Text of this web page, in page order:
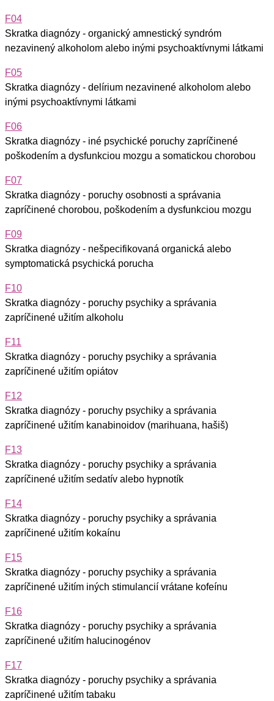
F04
Skratka diagnózy - organický amnestický syndróm
nezavinený alkoholom alebo inými psychoaktívnymi látkami
F05
Skratka diagnózy - delírium nezavinené alkoholom alebo
inými psychoaktívnymi látkami
F06
Skratka diagnózy - iné psychické poruchy zapríčinené
poškodením a dysfunkciou mozgu a somatickou chorobou
F07
Skratka diagnózy - poruchy osobnosti a správania
zapríčinené chorobou, poškodením a dysfunkciou mozgu
F09
Skratka diagnózy - nešpecifikovaná organická alebo
symptomatická psychická porucha
F10
Skratka diagnózy - poruchy psychiky a správania
zapríčinené užitím alkoholu
F11
Skratka diagnózy - poruchy psychiky a správania
zapríčinené užitím opiátov
F12
Skratka diagnózy - poruchy psychiky a správania
zapríčinené užitím kanabinoidov (marihuana, hašiš)
F13
Skratka diagnózy - poruchy psychiky a správania
zapríčinené užitím sedatív alebo hypnotík
F14
Skratka diagnózy - poruchy psychiky a správania
zapríčinené užitím kokaínu
F15
Skratka diagnózy - poruchy psychiky a správania
zapríčinené užitím iných stimulancií vrátane kofeínu
F16
Skratka diagnózy - poruchy psychiky a správania
zapríčinené užitím halucinogénov
F17
Skratka diagnózy - poruchy psychiky a správania
zapríčinené užitím tabaku